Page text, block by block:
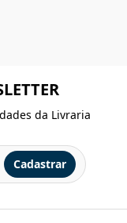
da Livraria
Cadastrar